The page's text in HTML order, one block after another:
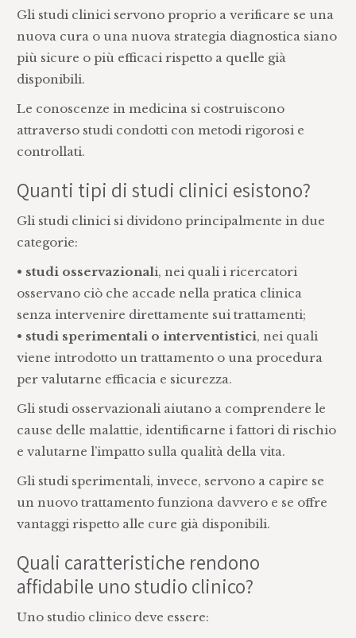
Gli studi clinici servono proprio a verificare se una
nuova cura o una nuova strategia diagnostica siano
più sicure o più efficaci rispetto a quelle già
disponibili.
Le conoscenze in medicina si costruiscono
attraverso studi condotti con metodi rigorosi e
controllati.
Quanti tipi di studi clinici esistono?
Gli studi clinici si dividono principalmente in due
categorie:
• studi osservazionali, nei quali i ricercatori
osservano ciò che accade nella pratica clinica
senza intervenire direttamente sui trattamenti;
• studi sperimentali o interventistici, nei quali
viene introdotto un trattamento o una procedura
per valutarne efficacia e sicurezza.
Gli studi osservazionali aiutano a comprendere le
cause delle malattie, identificarne i fattori di rischio
e valutarne l’impatto sulla qualità della vita.
Gli studi sperimentali, invece, servono a capire se
un nuovo trattamento funziona davvero e se offre
vantaggi rispetto alle cure già disponibili.
Quali caratteristiche rendono
affidabile uno studio clinico?
Uno studio clinico deve essere: